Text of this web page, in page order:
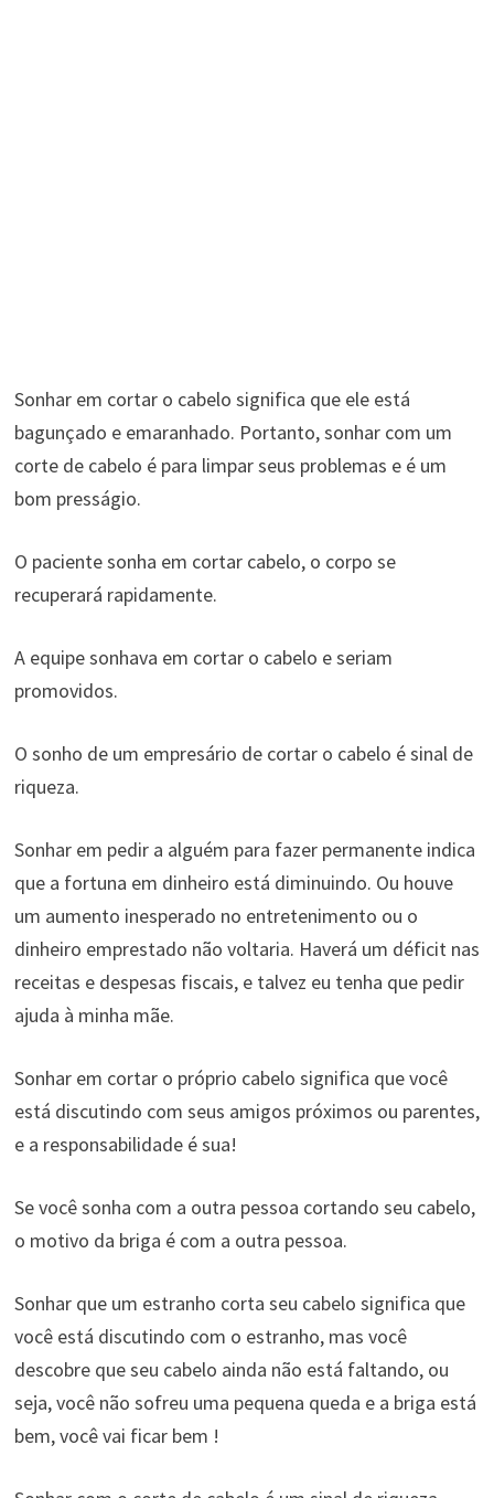
Sonhar em cortar o cabelo significa que ele está
bagunçado e emaranhado. Portanto, sonhar com um
corte de cabelo é para limpar seus problemas e é um
bom presságio.
O paciente sonha em cortar cabelo, o corpo se
recuperará rapidamente.
A equipe sonhava em cortar o cabelo e seriam
promovidos.
O sonho de um empresário de cortar o cabelo é sinal de
riqueza.
Sonhar em pedir a alguém para fazer permanente indica
que a fortuna em dinheiro está diminuindo. Ou houve
um aumento inesperado no entretenimento ou o
dinheiro emprestado não voltaria. Haverá um déficit nas
receitas e despesas fiscais, e talvez eu tenha que pedir
ajuda à minha mãe.
Sonhar em cortar o próprio cabelo significa que você
está discutindo com seus amigos próximos ou parentes,
e a responsabilidade é sua!
Se você sonha com a outra pessoa cortando seu cabelo,
o motivo da briga é com a outra pessoa.
Sonhar que um estranho corta seu cabelo significa que
você está discutindo com o estranho, mas você
descobre que seu cabelo ainda não está faltando, ou
seja, você não sofreu uma pequena queda e a briga está
bem, você vai ficar bem !